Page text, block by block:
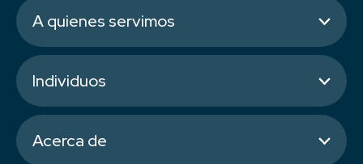
A quienes servimos
Individuos
Acerca de